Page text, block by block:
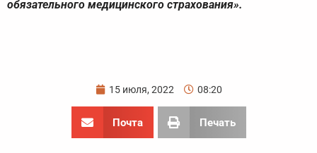
обязательного медицинского страхования».
15 июля, 2022 08:20
Почта Печать